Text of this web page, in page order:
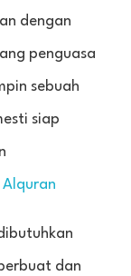
dengan
penguasa
sebuah
siap
Alquran
dan